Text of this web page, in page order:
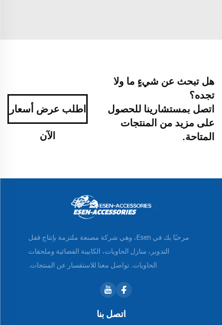
هل تبحث عن شيءٍ ما ولا
تجده؟
اتصل بمستشارينا للحصول
على مزيد من المنتجات
المتاحة.
اطلب عرض أسعار
الآن
مرحبًا بك في Esen، وهي شركة مصنعة ملتزمة بإنتاج قفل
التدوير، منازل الحاويات، الكابينة الفضائية وملحقات
الحاويات. تواصل معنا للاستفسار عن المنتجات.
اتصل بنا